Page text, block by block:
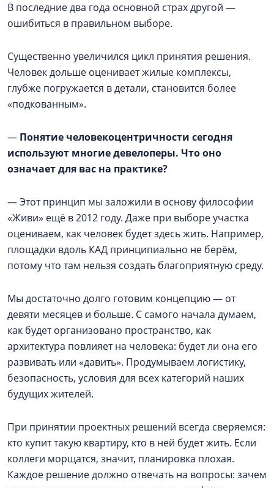
В последние два года основной страх другой —
ошибиться в правильном выборе.
Существенно увеличился цикл принятия решения.
Человек дольше оценивает жилые комплексы,
глубже погружается в детали, становится более
«подкованным».
— Понятие человекоцентричности сегодня
используют многие девелоперы. Что оно
означает для вас на практике?
— Этот принцип мы заложили в основу философии
«Живи» ещё в 2012 году. Даже при выборе участка
оцениваем, как человек будет здесь жить. Например,
площадки вдоль КАД принципиально не берём,
потому что там нельзя создать благоприятную среду.
Мы достаточно долго готовим концепцию — от
девяти месяцев и больше. С самого начала думаем,
как будет организовано пространство, как
архитектура повлияет на человека: будет ли она его
развивать или «давить». Продумываем логистику,
безопасность, условия для всех категорий наших
будущих жителей.
При принятии проектных решений всегда сверяемся:
кто купит такую квартиру, кто в ней будет жить. Если
коллеги морщатся, значит, планировка плохая.
Каждое решение должно отвечать на вопросы: зачем